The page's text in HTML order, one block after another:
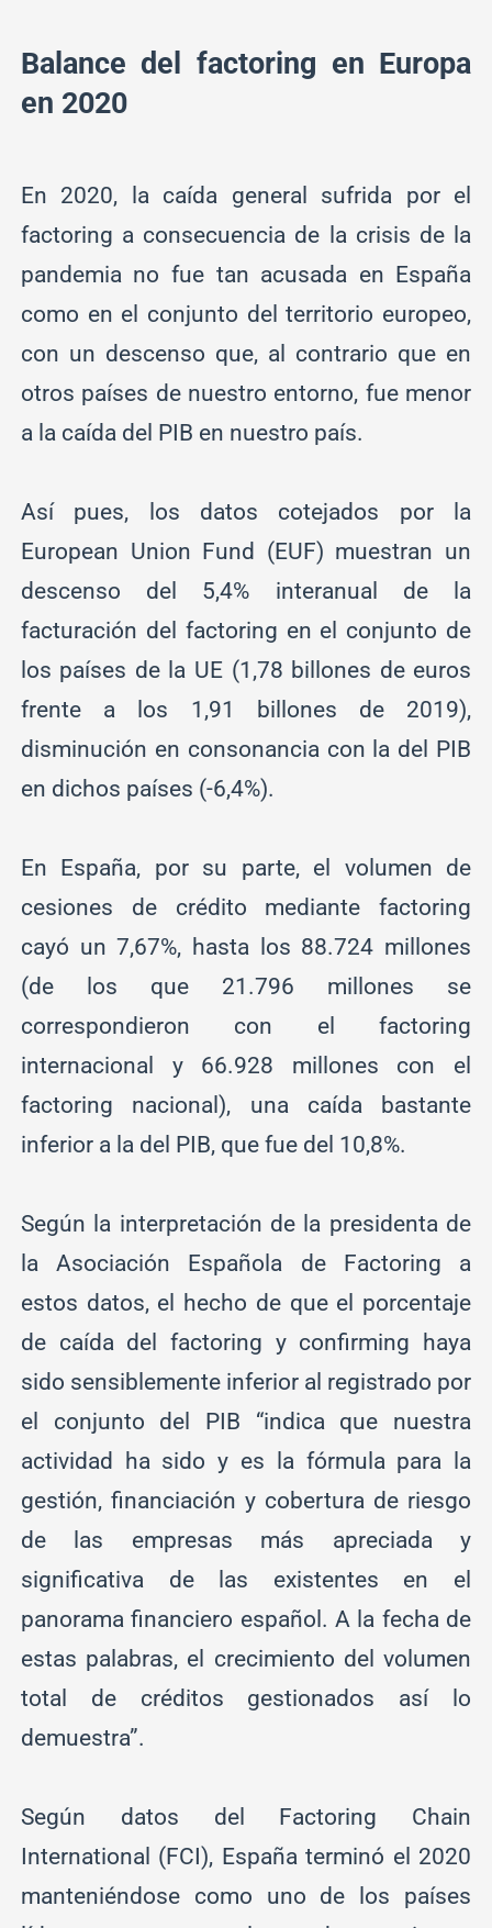
Balance del factoring en Europa
en 2020
En 2020, la caída general sufrida por el
factoring a consecuencia de la crisis de la
pandemia no fue tan acusada en España
como en el conjunto del territorio europeo,
con un descenso que, al contrario que en
otros países de nuestro entorno, fue menor
a la caída del PIB en nuestro país.
Así pues, los datos cotejados por la
European Union Fund (EUF) muestran un
descenso del 5,4% interanual de la
facturación del factoring en el conjunto de
los países de la UE (1,78 billones de euros
frente a los 1,91 billones de 2019),
disminución en consonancia con la del PIB
en dichos países (-6,4%).
En España, por su parte, el volumen de
cesiones de crédito mediante factoring
cayó un 7,67%, hasta los 88.724 millones
(de los que 21.796 millones se
correspondieron con el factoring
internacional y 66.928 millones con el
factoring nacional), una caída bastante
inferior a la del PIB, que fue del 10,8%.
Según la interpretación de la presidenta de
la Asociación Española de Factoring a
estos datos, el hecho de que el porcentaje
de caída del factoring y confirming haya
sido sensiblemente inferior al registrado por
el conjunto del PIB “indica que nuestra
actividad ha sido y es la fórmula para la
gestión, financiación y cobertura de riesgo
de las empresas más apreciada y
significativa de las existentes en el
panorama financiero español. A la fecha de
estas palabras, el crecimiento del volumen
total de créditos gestionados así lo
demuestra”.
Según datos del Factoring Chain
International (FCI), España terminó el 2020
manteniéndose como uno de los países